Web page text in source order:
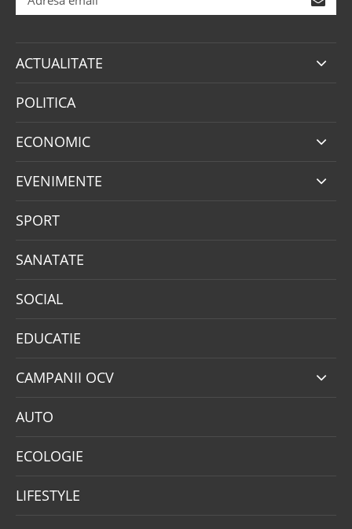
ACTUALITATE
POLITICA
ECONOMIC
EVENIMENTE
SPORT
SANATATE
SOCIAL
EDUCATIE
CAMPANII OCV
AUTO
ECOLOGIE
LIFESTYLE